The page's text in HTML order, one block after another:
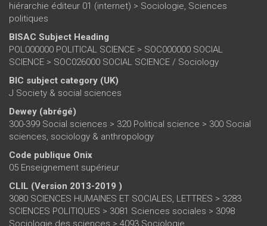
hiérarchie éditeur 01 (internet) > Sociologie, Sciences
politiques
BISAC Subject Heading
POL000000 POLITICAL SCIENCE > SOC000000 SOCIAL
SCIENCE > SOC026000 SOCIAL SCIENCE / Sociology
BIC subject category (UK)
J Society & social sciences
Dewey (abrégé)
300-399 Social sciences > 320 Political science > 300 Social
sciences, sociology & anthropology
Code publique Onix
05 Enseignement supérieur
CLIL (Version 2013-2019 )
3080 SCIENCES HUMAINES ET SOCIALES, LETTRES > 3283
SCIENCES POLITIQUES > 3081 Sciences sociales > 3098
Sociologie des sciences > 4093 Sociologie